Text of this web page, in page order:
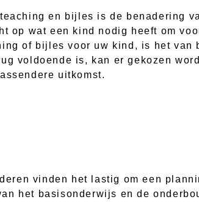
en bijles is de benadering
op wat een kind nodig heeft om
of bijles voor uw kind, is het
voldoende is, kan er gekozen
uitkomst.
vinden het lastig om een
het basisonderwijs en de